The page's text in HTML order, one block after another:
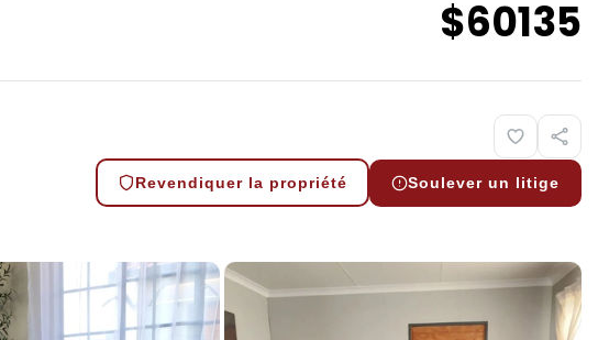
$60135
Revendiquer la propriété Soulever un litige